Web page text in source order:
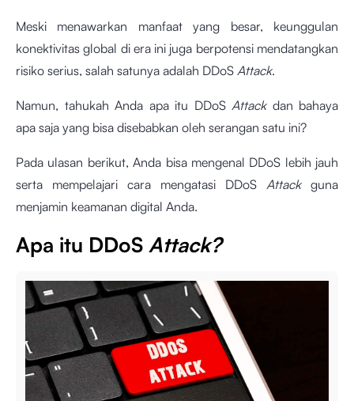
Meski menawarkan manfaat yang besar, keunggulan
konektivitas global di era ini juga berpotensi mendatangkan
risiko serius, salah satunya adalah DDoS Attack.
Namun, tahukah Anda apa itu DDoS Attack dan bahaya
apa saja yang bisa disebabkan oleh serangan satu ini?
Pada ulasan berikut, Anda bisa mengenal DDoS lebih jauh
serta mempelajari cara mengatasi DDoS Attack guna
menjamin keamanan digital Anda.
Apa itu DDoS Attack?